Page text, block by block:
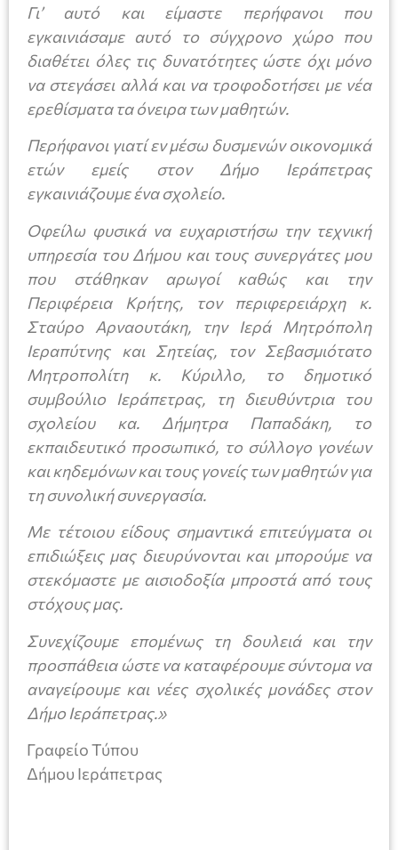
Γι’ αυτό και είμαστε περήφανοι που
εγκαινιάσαμε αυτό το σύγχρονο χώρο που
διαθέτει όλες τις δυνατότητες ώστε όχι μόνο
να στεγάσει αλλά και να τροφοδοτήσει με νέα
ερεθίσματα τα όνειρα των μαθητών.
Περήφανοι γιατί εν μέσω δυσμενών οικονομικά
ετών εμείς στον Δήμο Ιεράπετρας
εγκαινιάζουμε ένα σχολείο.
Οφείλω φυσικά να ευχαριστήσω την τεχνική
υπηρεσία του Δήμου και τους συνεργάτες μου
που στάθηκαν αρωγοί καθώς και την
Περιφέρεια Κρήτης, τον περιφερειάρχη κ.
Σταύρο Αρναουτάκη, την Ιερά Μητρόπολη
Ιεραπύτνης και Σητείας, τον Σεβασμιότατο
Μητροπολίτη κ. Κύριλλο, το δημοτικό
συμβούλιο Ιεράπετρας, τη διευθύντρια του
σχολείου κα. Δήμητρα Παπαδάκη, το
εκπαιδευτικό προσωπικό, το σύλλογο γονέων
και κηδεμόνων και τους γονείς των μαθητών για
τη συνολική συνεργασία.
Με τέτοιου είδους σημαντικά επιτεύγματα οι
επιδιώξεις μας διευρύνονται και μπορούμε να
στεκόμαστε με αισιοδοξία μπροστά από τους
στόχους μας.
Συνεχίζουμε επομένως τη δουλειά και την
προσπάθεια ώστε να καταφέρουμε σύντομα να
αναγείρουμε και νέες σχολικές μονάδες στον
Δήμο Ιεράπετρας.»
Γραφείο Τύπου
Δήμου Ιεράπετρας